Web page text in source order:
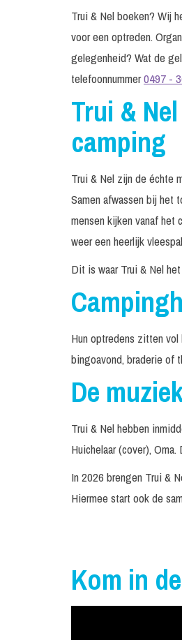
Trui & Nel boeken? Wij
voor een optreden.
gelegenheid? Wat de
telefoonnummer0497 -
Trui &
camping
Trui & Nel zijn de échte
Samen afwassen bij het
mensen kijken vanaf het
weer een heerlijk
Dit is waar Trui & Nel
Hun optredens zitten
bingoavond, braderie of
De
Trui & Nel hebben
Huichelaar (cover),
In 2026 brengen Trui &
Hiermee start ook de
Kom in